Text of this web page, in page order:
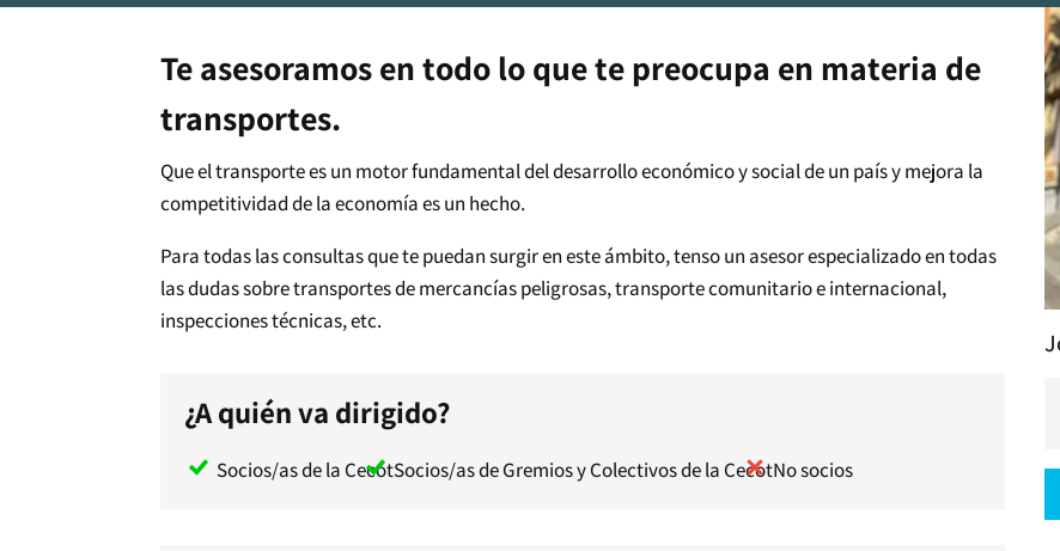
Te asesoramos en todo lo que te preocupa en materia de
transportes.
Que el transporte es un motor fundamental del desarrollo económico y social de un país y mejora la
competitividad de la economía es un hecho.
Para todas las consultas que te puedan surgir en este ámbito, tenso un asesor especializado en todas
las dudas sobre transportes de mercancías peligrosas, transporte comunitario e internacional,
inspecciones técnicas, etc.
¿A quién va dirigido?
Socios/as de la CecotSocios/as de Gremios y Colectivos de la CecotNo socios